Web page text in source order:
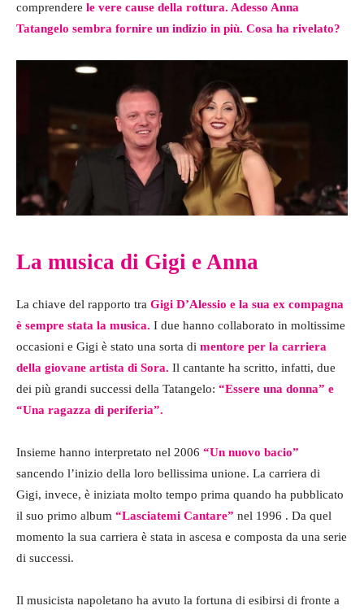
comprendere le vere cause della rottura. Adesso Anna
Tatangelo sembra fornire un indizio in più. Cosa ha rivelato?
La musica di Gigi e Anna
La chiave del rapporto tra Gigi D’Alessio e la sua ex compagna
è sempre stata la musica. I due hanno collaborato in moltissime
occasioni e Gigi è stato una sorta di mentore per la carriera
della giovane artista di Sora. Il cantante ha scritto, infatti, due
dei più grandi successi della Tatangelo: “Essere una donna” e
“Una ragazza di periferia”.
Insieme hanno interpretato nel 2006 “Un nuovo bacio”
sancendo l’inizio della loro bellissima unione. La carriera di
Gigi, invece, è iniziata molto tempo prima quando ha pubblicato
il suo primo album “Lasciatemi Cantare” nel 1996 . Da quel
momento la sua carriera è stata in ascesa e composta da una serie
di successi.
Il musicista napoletano ha avuto la fortuna di esibirsi di fronte a